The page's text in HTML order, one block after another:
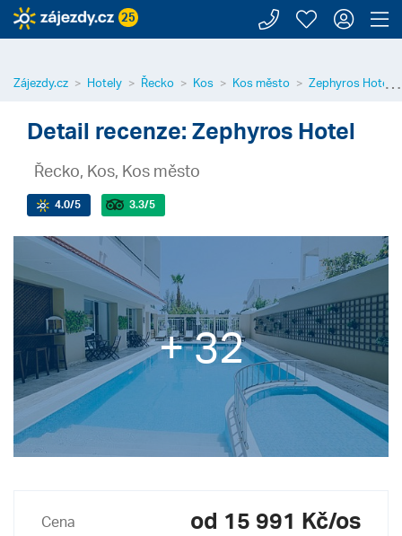
25 Zavolejte
Moje
⋯
Zájezdy.cz Hotely Řecko Kos Kos město Zephyros Hotel
Detail recenze: Zephyros Hotel
Řecko, Kos, Kos město
4.0/5 3.3/5
+ 32
Cena od 15 991 Kč/os